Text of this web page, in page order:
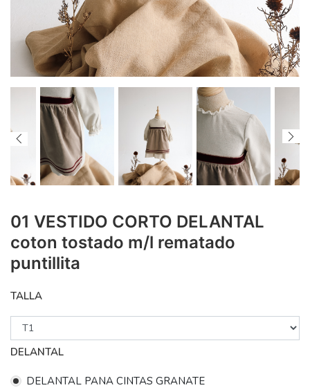
01 VESTIDO CORTO DELANTAL
coton tostado m/l rematado
puntillita
TALLA
DELANTAL
DELANTAL PANA CINTAS GRANATE